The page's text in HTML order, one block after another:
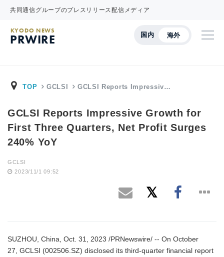
共同通信グループのプレスリリース配信メディア
国内 海外
KYODO NEWS
PRWIRE
TOP GCLSI GCLSI Reports Impressiv…
GCLSI Reports Impressive Growth for
First Three Quarters, Net Profit Surges
240% YoY
GCLSI
2023/11/1 09:52
SUZHOU, China, Oct. 31, 2023 /PRNewswire/ -- On October
27, GCLSI (002506.SZ) disclosed its third-quarter financial report